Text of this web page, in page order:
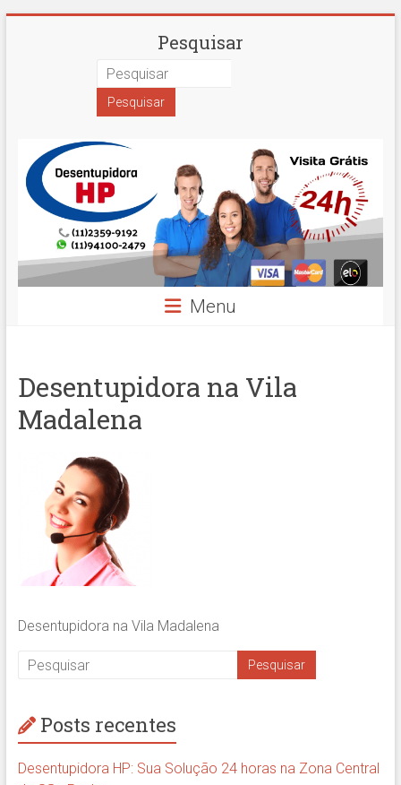
Desentupidora
Paulo
Hidro
Prime
Pesquisar
Menu
Desentupidora na Vila
Madalena
Desentupidora na Vila Madalena
Posts recentes
Desentupidora HP: Sua Solução 24 horas na Zona Central